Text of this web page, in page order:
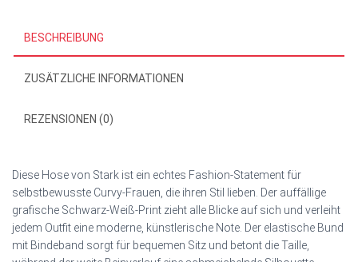
BESCHREIBUNG
ZUSÄTZLICHE INFORMATIONEN
REZENSIONEN (0)
Diese Hose von Stark ist ein echtes Fashion‑Statement für
selbstbewusste Curvy‑Frauen, die ihren Stil lieben. Der auffällige
grafische Schwarz‑Weiß‑Print zieht alle Blicke auf sich und verleiht
jedem Outfit eine moderne, künstlerische Note. Der elastische Bund
mit Bindeband sorgt für bequemen Sitz und betont die Taille,